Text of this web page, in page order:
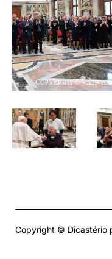
Copyright © Dicastério